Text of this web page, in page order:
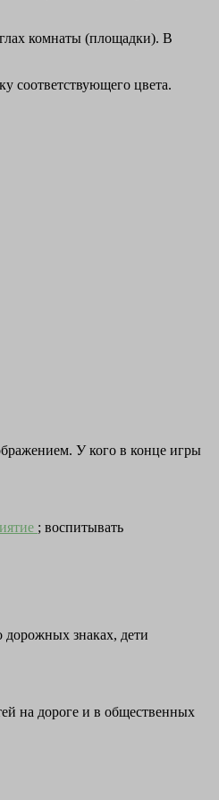
комнаты (площадки). В
соответствующего цвета.
У кого в конце игры
; воспитывать
дорожных знаках, дети
на дороге и в общественных